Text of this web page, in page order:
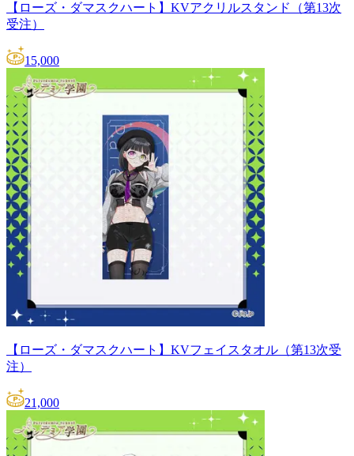
【ローズ・ダマスクハート】KVアクリルスタンド（第13次
受注）
15,000
【ローズ・ダマスクハート】KVフェイスタオル（第13次受
注）
21,000